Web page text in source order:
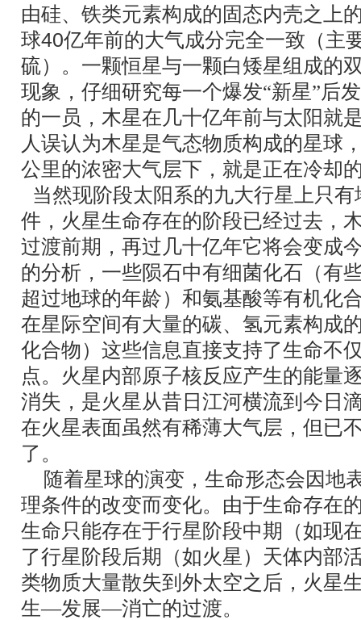
由硅、铁类元素构成的固态内壳之上
球40亿年前的大气成分完全一致（主
硫）。一颗恒星与一颗白矮星组成的
现象，仔细研究每一个爆发“新星”后
的一员，木星在几十亿年前与太阳就
人误认为木星是气态物质构成的星球
公里的浓密大气层下，就是正在冷却
当然现阶段太阳系的九大行星上只
件，火星生命存在的阶段已经过去，
过渡前期，再过几十亿年它将会变成
的分析，一些陨石中有细菌化石（有
超过地球的年龄）和氨基酸等有机化
在星际空间有大量的碳、氢元素构成
化合物）这些信息直接支持了生命不
点。火星内部原子核反应产生的能量
消失，是火星从昔日江河横流到今日
在火星表面虽然有稀薄大气层，但已
了。
随着星球的演变，生命形态会因地
理条件的改变而变化。由于生命存在
生命只能存在于行星阶段中期（如现
了行星阶段后期（如火星）天体内部
类物质大量散失到外太空之后，火星
生―发展―消亡的过渡。